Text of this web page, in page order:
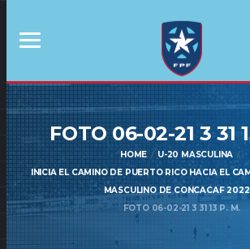
FOTO 06-02-21 3 31
HOME
U-20 MASCULINA
INICIA EL CAMINO DE PUERTO RICO HACIA EL
MASCULINO DE CONCACAF 2022
FOTO 06-02-21 3 31 13 P. M.